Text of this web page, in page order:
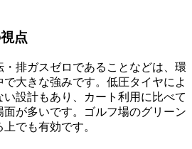
点
排ガスゼロであることなどは、環
大きな強みです。低圧タイヤによ
設計もあり、カート利用に比べて
が多いです。ゴルフ場のグリーン
でも有効です。